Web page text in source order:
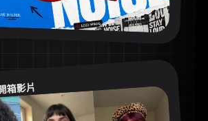
箱影片